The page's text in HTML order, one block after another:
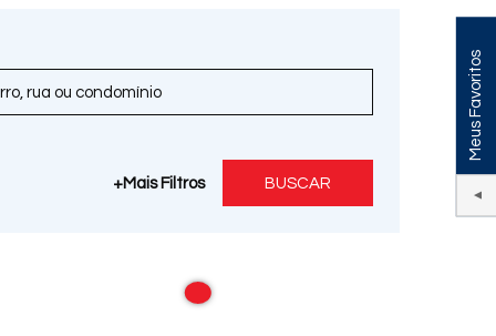
+Mais Filtros BUSCAR
Meus Favoritos